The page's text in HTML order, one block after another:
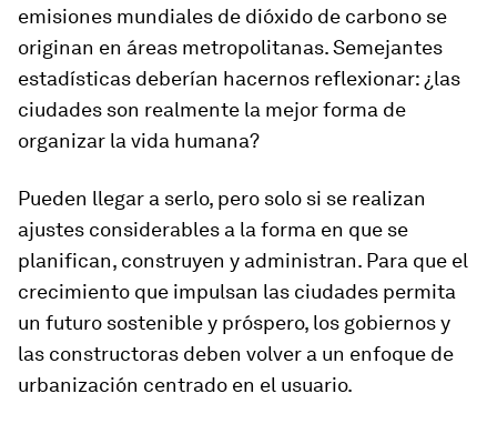
emisiones mundiales de dióxido de carbono se
originan en áreas metropolitanas. Semejantes
estadísticas deberían hacernos reflexionar: ¿las
ciudades son realmente la mejor forma de
organizar la vida humana?
Pueden llegar a serlo, pero solo si se realizan
ajustes considerables a la forma en que se
planifican, construyen y administran. Para que el
crecimiento que impulsan las ciudades permita
un futuro sostenible y próspero, los gobiernos y
las constructoras deben volver a un enfoque de
urbanización centrado en el usuario.